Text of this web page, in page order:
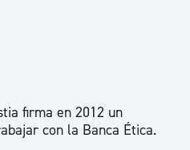
firma en 2012 un
con la Banca Ética.